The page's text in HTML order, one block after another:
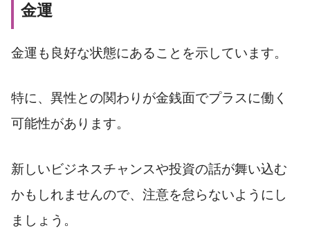
金運
金運も良好な状態にあることを示しています。
特に、異性との関わりが金銭面でプラスに働く
可能性があります。
新しいビジネスチャンスや投資の話が舞い込む
かもしれませんので、注意を怠らないようにし
ましょう。